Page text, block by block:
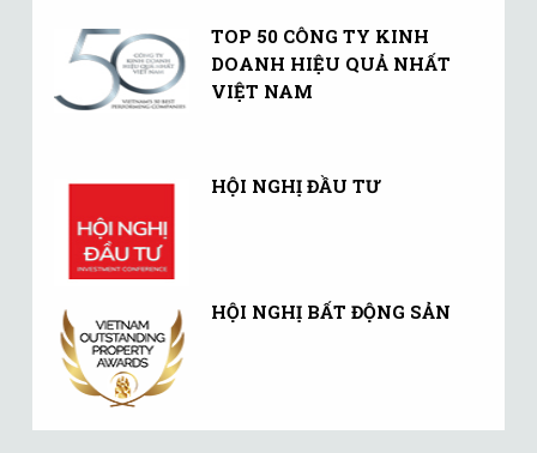
TOP 50 CÔNG TY KINH
DOANH HIỆU QUẢ NHẤT
VIỆT NAM
HỘI NGHỊ ĐẦU TƯ
HỘI NGHỊ BẤT ĐỘNG SẢN